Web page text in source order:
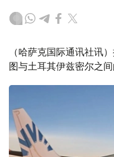
（哈萨克国际通讯社讯
图与土耳其伊兹密尔之